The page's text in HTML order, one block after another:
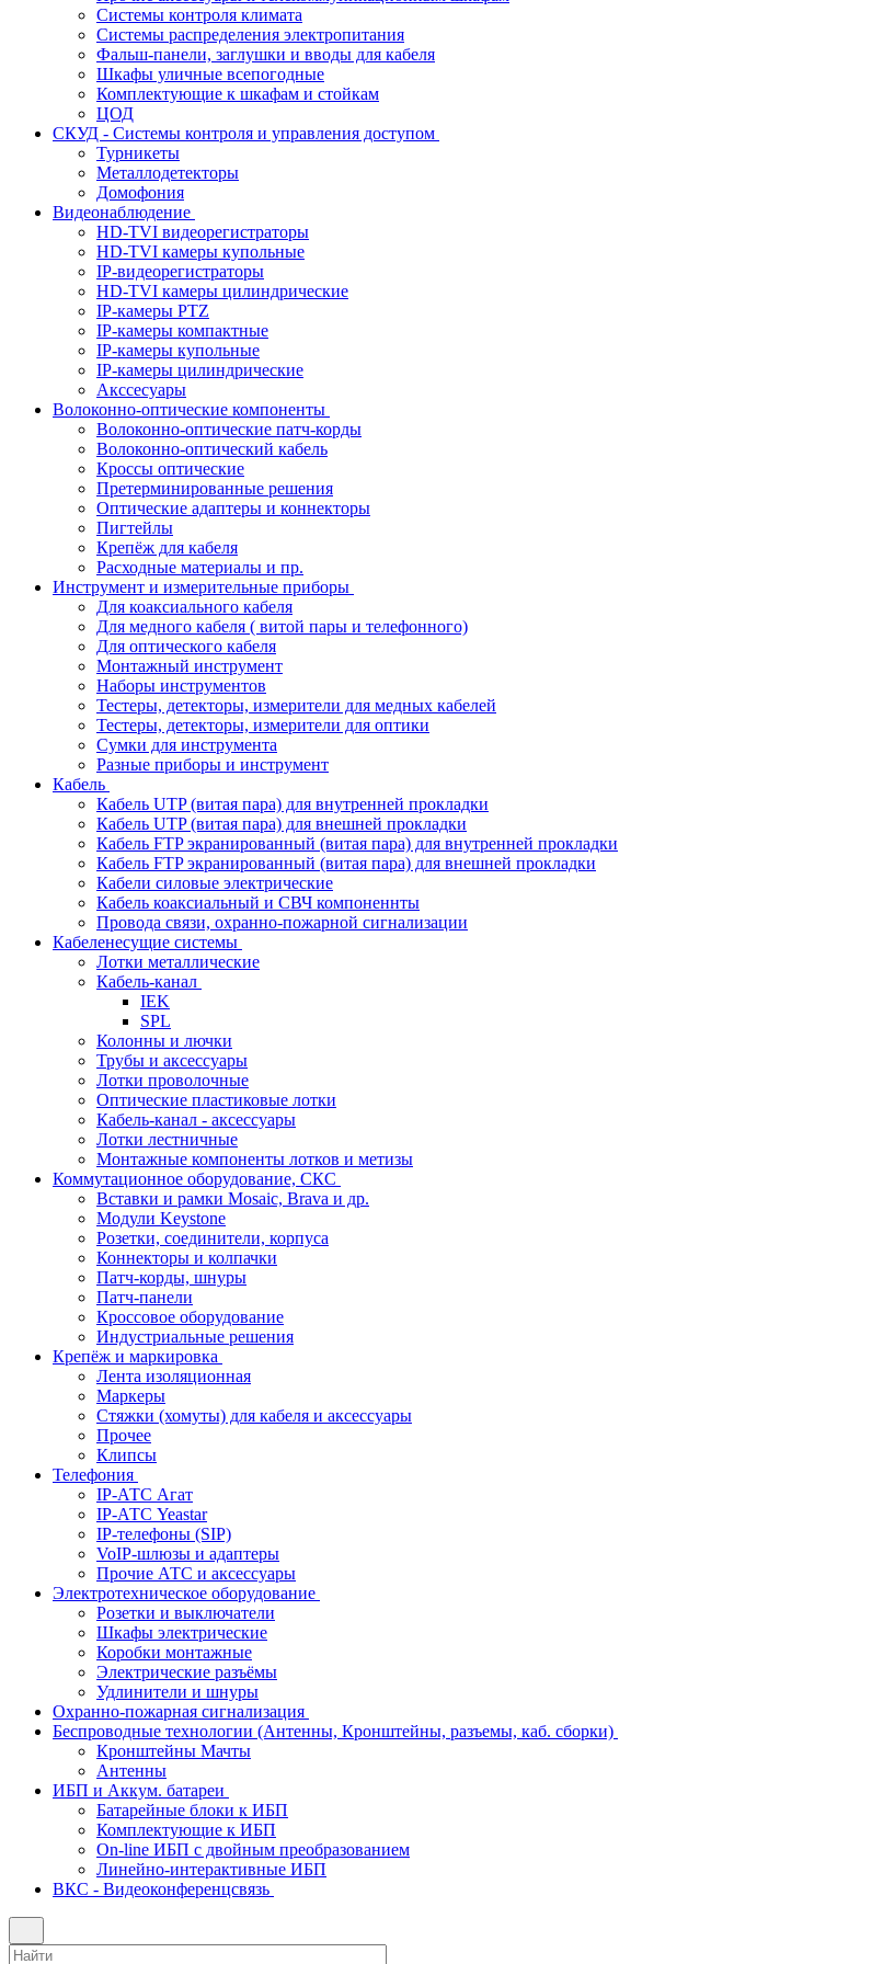
Системы контроля климата
Системы распределения электропитания
Фальш-панели, заглушки и вводы для кабеля
Шкафы уличные всепогодные
Комплектующие к шкафам и стойкам
ЦОД
СКУД - Системы контроля и управления доступом
Турникеты
Металлодетекторы
Домофония
Видеонаблюдение
HD-TVI видеорегистраторы
HD-TVI камеры купольные
IP-видеорегистраторы
HD-TVI камеры цилиндрические
IP-камеры PTZ
IP-камеры компактные
IP-камеры купольные
IP-камеры цилиндрические
Акссесуары
Волоконно-оптические компоненты
Волоконно-оптические патч-корды
Волоконно-оптический кабель
Кроссы оптические
Претерминированные решения
Оптические адаптеры и коннекторы
Пигтейлы
Крепёж для кабеля
Расходные материалы и пр.
Инструмент и измерительные приборы
Для коаксиального кабеля
Для медного кабеля ( витой пары и телефонного)
Для оптического кабеля
Монтажный инструмент
Наборы инструментов
Тестеры, детекторы, измерители для медных кабелей
Тестеры, детекторы, измерители для оптики
Сумки для инструмента
Разные приборы и инструмент
Кабель
Кабель UTP (витая пара) для внутренней прокладки
Кабель UTP (витая пара) для внешней прокладки
Кабель FTP экранированный (витая пара) для внутренней прокладки
Кабель FTP экранированный (витая пара) для внешней прокладки
Кабели силовые электрические
Кабель коаксиальный и СВЧ компоненнты
Провода связи, охранно-пожарной сигнализации
Кабеленесущие системы
Лотки металлические
Кабель-канал
IEK
SPL
Колонны и лючки
Трубы и аксессуары
Лотки проволочные
Оптические пластиковые лотки
Кабель-канал - аксессуары
Лотки лестничные
Монтажные компоненты лотков и метизы
Коммутационное оборудование, СКС
Вставки и рамки Mosaic, Brava и др.
Модули Keystone
Розетки, соединители, корпуса
Коннекторы и колпачки
Патч-корды, шнуры
Патч-панели
Кроссовое оборудование
Индустриальные решения
Крепёж и маркировка
Лента изоляционная
Маркеры
Стяжки (хомуты) для кабеля и аксессуары
Прочее
Клипсы
Телефония
IP-АТС Агат
IP-АТС Yeastar
IP-телефоны (SIP)
VoIP-шлюзы и адаптеры
Прочие АТС и аксессуары
Электротехническое оборудование
Розетки и выключатели
Шкафы электрические
Коробки монтажные
Электрические разъёмы
Удлинители и шнуры
Охранно-пожарная сигнализация
Беспроводные технологии (Антенны, Кронштейны, разъемы, каб. сборки)
Кронштейны Мачты
Антенны
ИБП и Аккум. батареи
Батарейные блоки к ИБП
Комплектующие к ИБП
On-line ИБП с двойным преобразованием
Линейно-интерактивные ИБП
ВКС - Видеоконференцсвязь